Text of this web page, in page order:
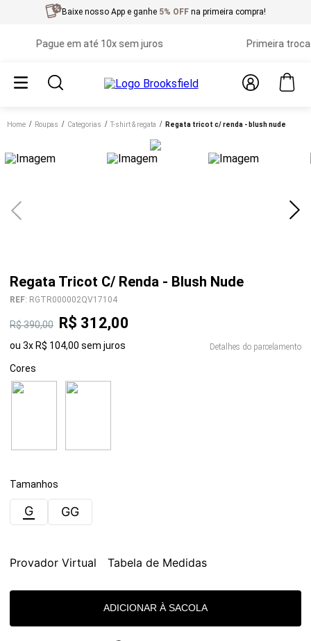
Baixe nosso App e ganhe 5% OFF na primeira compra!
Pague em até 10x sem juros Primeira troca
Home roupas categorias t-shirt & regata regata tricot c/ renda - blush nude
Regata Tricot C/ Renda - Blush Nude
REF: RGTR000002QV17104
R$390,00 R$ 312,00
ou 3x R$ 104,00 sem juros Detalhes do parcelamento
Cores
Tamanhos
G GG
Provador Virtual Tabela de Medidas
ADICIONAR À SACOLA